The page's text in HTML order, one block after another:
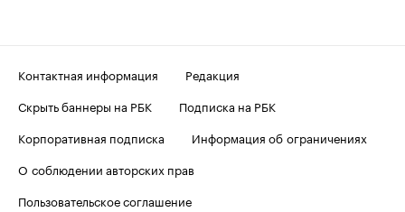
Контактная информация
Редакция
Скрыть баннеры на РБК
Подписка на РБК
Корпоративная подписка
Информация об ограничениях
О соблюдении авторских прав
Пользовательское соглашение